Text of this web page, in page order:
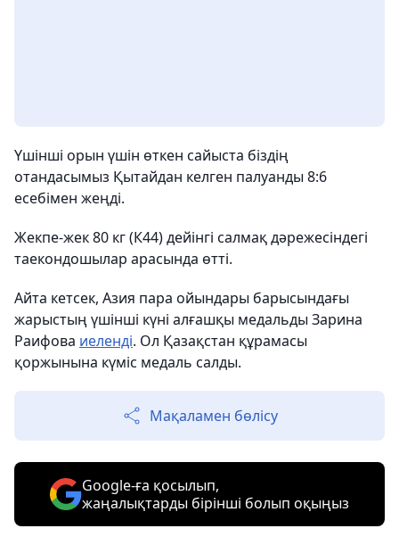
Үшінші орын үшін өткен сайыста біздің
отандасымыз Қытайдан келген палуанды 8:6
есебімен жеңді.
Жекпе-жек 80 кг (К44) дейінгі салмақ дәрежесіндегі
таекондошылар арасында өтті.
Айта кетсек, Азия пара ойындары барысындағы
жарыстың үшінші күні алғашқы медальды Зарина
Раифова иеленді. Ол Қазақстан құрамасы
қоржынына күміс медаль салды.
Мақаламен бөлісу
Google-ға қосылып,
жаңалықтарды бірінші болып оқыңыз